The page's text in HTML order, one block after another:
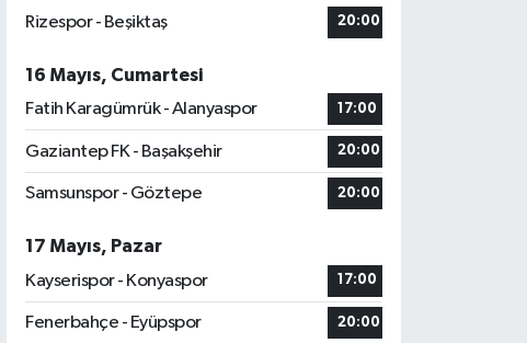
Rizespor - Beşiktaş
20:00
16 Mayıs, Cumartesi
Fatih Karagümrük - Alanyaspor
17:00
Gaziantep FK - Başakşehir 20:00
Samsunspor - Göztepe 20:00
17 Mayıs, Pazar
Kayserispor - Konyaspor
17:00
Fenerbahçe - Eyüpspor 20:00